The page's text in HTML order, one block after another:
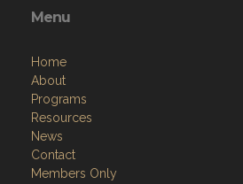
Menu
Home
About
Programs
Resources
News
Contact
Members Only